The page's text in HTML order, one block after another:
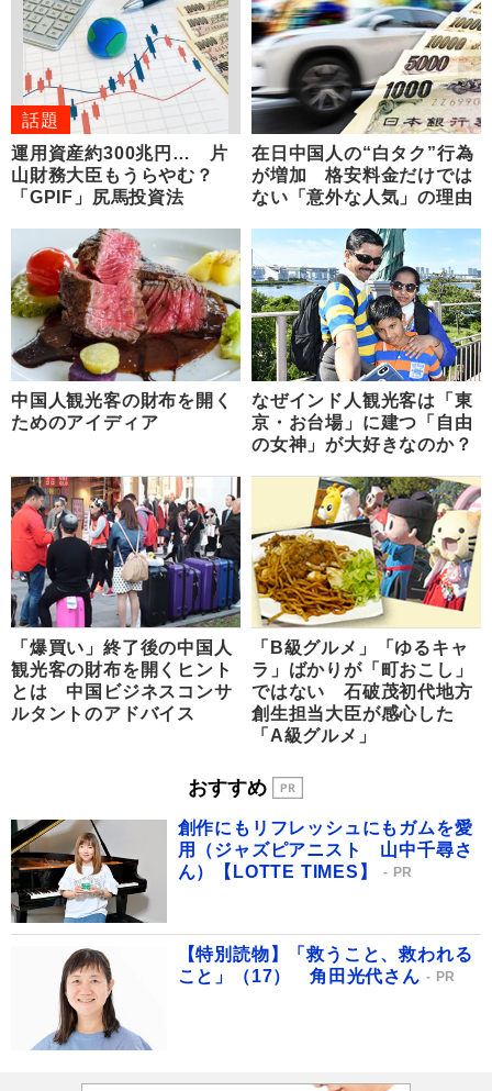
話題
運用資産約300兆円… 片
山財務大臣もうらやむ？
「GPIF」尻馬投資法
在日中国人の“白タク”行為
が増加 格安料金だけでは
ない「意外な人気」の理由
中国人観光客の財布を開く
ためのアイディア
なぜインド人観光客は「東
京・お台場」に建つ「自由
の女神」が大好きなのか？
「爆買い」終了後の中国人
観光客の財布を開くヒント
とは 中国ビジネスコンサ
ルタントのアドバイス
「B級グルメ」「ゆるキャ
ラ」ばかりが「町おこし」
ではない 石破茂初代地方
創生担当大臣が感心した
「A級グルメ」
おすすめ
創作にもリフレッシュにもガムを愛
用（ジャズピアニスト 山中千尋さ
ん）【LOTTE TIMES】
PR
【特別読物】「救うこと、救われる
こと」（17） 角田光代さん
PR